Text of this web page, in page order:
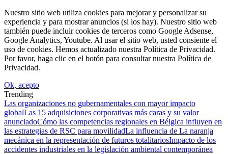
Nuestro sitio web utiliza cookies para mejorar y personalizar su
experiencia y para mostrar anuncios (si los hay). Nuestro sitio web
también puede incluir cookies de terceros como Google Adsense,
Google Analytics, Youtube. Al usar el sitio web, usted consiente el
uso de cookies. Hemos actualizado nuestra Política de Privacidad.
Por favor, haga clic en el botón para consultar nuestra Política de
Privacidad.
Ok, acepto
Trending
Las organizaciones no gubernamentales con mayor impacto
globalLas 15 adquisiciones corporativas más caras y su valor
anunciadoCómo las competencias regionales en Bélgica influyen en
las estrategias de RSC para movilidadLa influencia de La naranja
mecánica en la representación de futuros totalitariosImpacto de los
accidentes industriales en la legislación ambiental contemporánea